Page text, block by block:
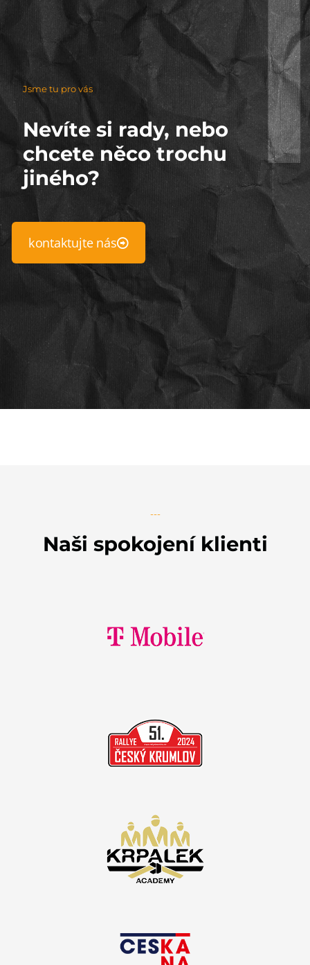
Jsme tu pro vás
Nevíte si rady, nebo
chcete něco trochu
jiného?
kontaktujte nás
---
Naši spokojení klienti